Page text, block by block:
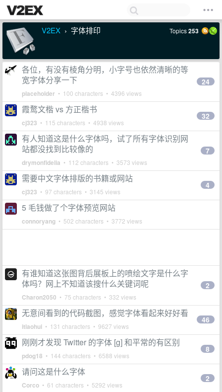
V2EX › 字体排印 Topics253
各位，有没有棱角分明，小字号也依然清晰的等
宽字体分享一下
placeholder • 100 characters • 4396 views
24
霞鹜文楷 vs 方正楷书
cj323 • 115 characters • 4938 views
32
有人知道这是什么字体吗，试了所有字体识别网
站都没找到比较像的
drymonfidelia • 112 characters • 3573 views
7
需要中文字体排版的书籍或网站
cj323 • 97 characters • 3145 views
4
5 毛钱做了个字体预览网站
connoryang • 502 characters • 3772 views
有谁知道这张图背后展板上的喷绘文字是什么字
体吗？网上不知道该搜什么关键词呢
Charon2050 • 75 characters • 332 views
2
无意间看到的代码截图，感觉字体看起来好好看
itlaohui • 131 characters • 9627 views
46
刚刚才发现 Twitter 的字体 [g] 和平常的有区别
pdog18 • 144 characters • 6588 views
8
请问这是什么字体
Corco • 61 characters • 5292 views
2